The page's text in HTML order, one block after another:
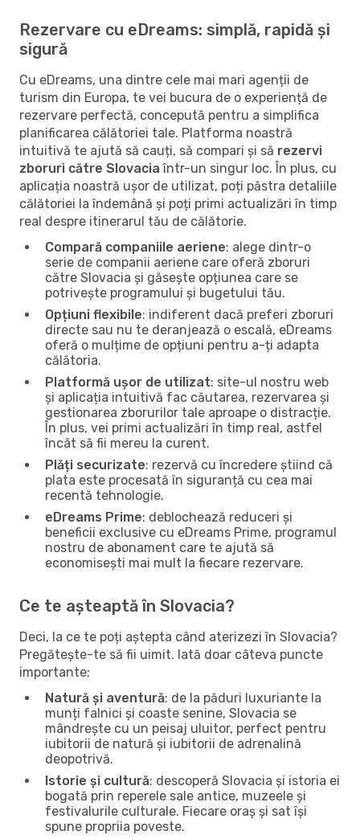
Rezervare cu eDreams: simplă, rapidă și
sigură
Cu eDreams, una dintre cele mai mari agenții de
turism din Europa, te vei bucura de o experiență de
rezervare perfectă, concepută pentru a simplifica
planificarea călătoriei tale. Platforma noastră
intuitivă te ajută să cauți, să compari și să rezervi
zboruri către Slovacia într-un singur loc. În plus, cu
aplicația noastră ușor de utilizat, poți păstra detaliile
călătoriei la îndemână și poți primi actualizări în timp
real despre itinerarul tău de călătorie.
Compară companiile aeriene: alege dintr-o
serie de companii aeriene care oferă zboruri
către Slovacia și găsește opțiunea care se
potrivește programului și bugetului tău.
Opțiuni flexibile: indiferent dacă preferi zboruri
directe sau nu te deranjează o escală, eDreams
oferă o mulțime de opțiuni pentru a-ți adapta
călătoria.
Platformă ușor de utilizat: site-ul nostru web
și aplicația intuitivă fac căutarea, rezervarea și
gestionarea zborurilor tale aproape o distracție.
În plus, vei primi actualizări în timp real, astfel
încât să fii mereu la curent.
Plăți securizate: rezervă cu încredere știind că
plata este procesată în siguranță cu cea mai
recentă tehnologie.
eDreams Prime: deblochează reduceri și
beneficii exclusive cu eDreams Prime, programul
nostru de abonament care te ajută să
economisești mai mult la fiecare rezervare.
Ce te așteaptă în Slovacia?
Deci, la ce te poți aștepta când aterizezi în Slovacia?
Pregătește-te să fii uimit. Iată doar câteva puncte
importante:
Natură și aventură: de la păduri luxuriante la
munți falnici și coaste senine, Slovacia se
mândrește cu un peisaj uluitor, perfect pentru
iubitorii de natură și iubitorii de adrenalină
deopotrivă.
Istorie și cultură: descoperă Slovacia și istoria ei
bogată prin reperele sale antice, muzeele și
festivalurile culturale. Fiecare oraș și sat își
spune propriia poveste.